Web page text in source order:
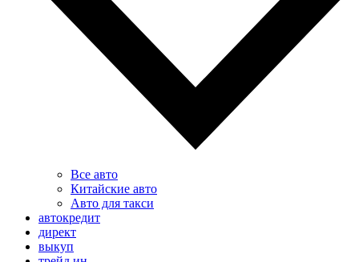
Все авто
Китайские авто
Авто для такси
автокредит
директ
выкуп